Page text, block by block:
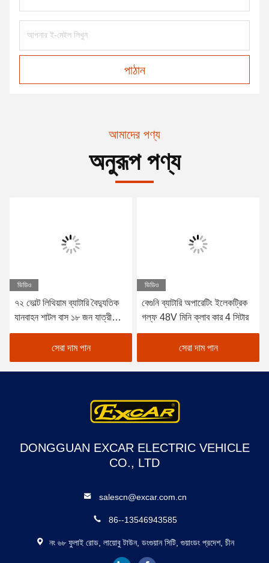
পাঠান
আমাদের পণ্য
অনুরূপ পণ্য
ভিডিও
৭২ ভোল্ট লিথিয়াম ব্যাটারি বৈদ্যুতিক
যানবাহন শাটল বাস ১৮ জন যাত্রী
দর্শনার্থীর জন্য উন্মুক্ত বাস
সেরা দাম পান
ভিডিও
বেগুনি ব্যাটারি অপারেটিং ইলেকট্রিক
গল্ফ 48V মিনি ক্লাব কার 4 সিটার
সেরা দাম পান
DONGGUAN EXCAR ELECTRIC VEHICLE
CO., LTD
salescn@excar.com.cn
86--13546943585
নং ৬৮ ফুলাই রোড, লায়োবু টাউন, ডংগুয়ান সিটি, গুয়াংডং প্রদেশ, চীন